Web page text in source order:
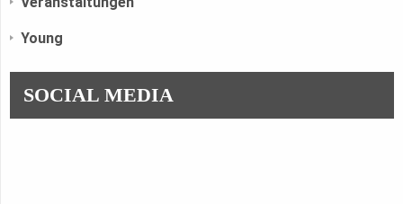
Young
SOCIAL MEDIA